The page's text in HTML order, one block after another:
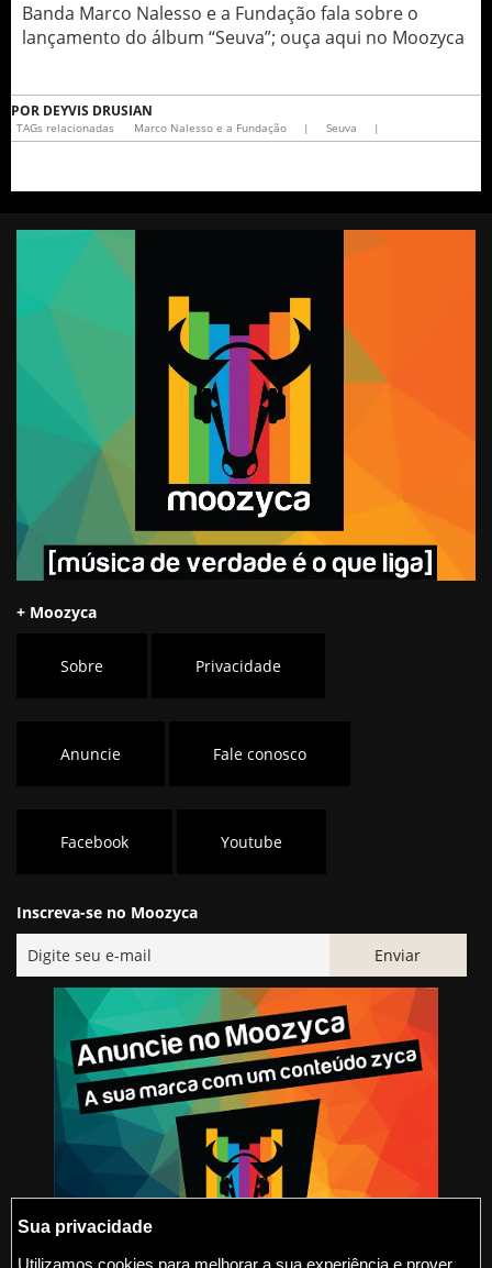
Banda Marco Nalesso e a Fundação fala sobre o
lançamento do álbum “Seuva”; ouça aqui no Moozyca
POR DEYVIS DRUSIAN
TAGs relacionadas Marco Nalesso e a Fundação | Seuva |
+ Moozyca
Sobre Privacidade
Anuncie Fale conosco
Facebook Youtube
Inscreva-se no Moozyca
Sua privacidade
Utilizamos cookies para melhorar a sua experiência e prover